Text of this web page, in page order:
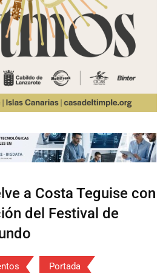
a Costa Teguise con
del Festival de
Portada